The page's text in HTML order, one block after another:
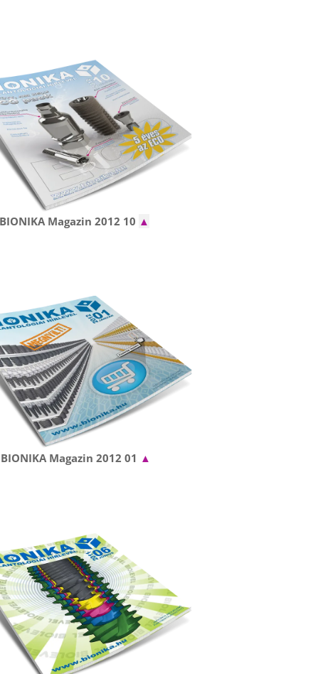
BIONIKA Magazin 2012 10 ▲
BIONIKA Magazin 2012 01 ▲